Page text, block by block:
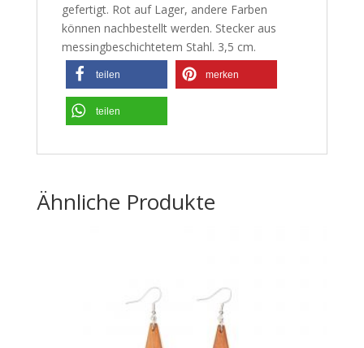
gefertigt. Rot auf Lager, andere Farben
können nachbestellt werden. Stecker aus
messingbeschichtetem Stahl. 3,5 cm.
teilen merken
teilen
Ähnliche Produkte